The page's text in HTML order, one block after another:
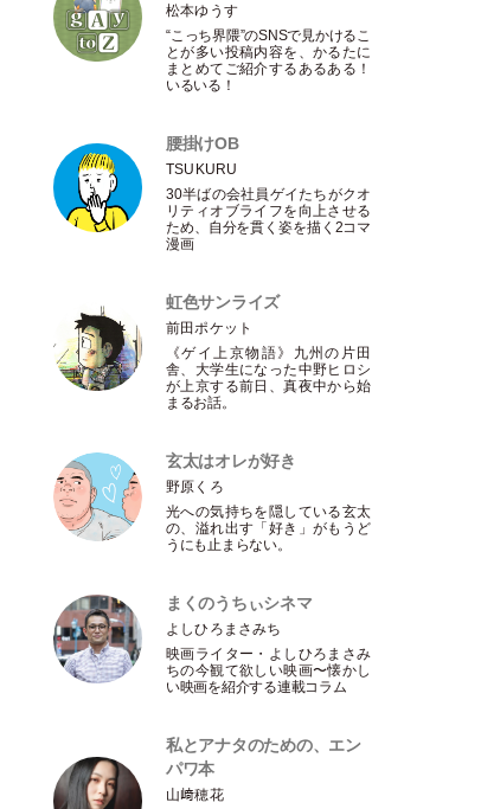
松本ゆうす
“こっち界隈”のSNSで見かけるこ
とが多い投稿内容を、かるたに
まとめてご紹介するあるある！
いるいる！
腰掛けOB
TSUKURU
30半ばの会社員ゲイたちがクオ
リティオブライフを向上させる
ため、自分を貫く姿を描く2コマ
漫画
虹色サンライズ
前田ポケット
《ゲイ上京物語》九州の片田
舎、大学生になった中野ヒロシ
が上京する前日、真夜中から始
まるお話。
玄太はオレが好き
野原くろ
光への気持ちを隠している玄太
の、溢れ出す 「好き 」がもうど
うにも止まらない。
まくのうちぃシネマ
よしひろまさみち
映画ライター ・ よしひろまさみ
ちの今観て欲しい映画〜懐かし
い映画を紹介する連載コラム
私とアナタのための、エン
パワ本
山﨑穂花